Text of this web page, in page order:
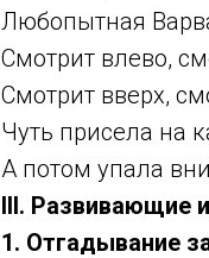
Любопытная
Смотрит влево,
Смотрит вверх,
Чуть присела на
А потом упала
III. Развивающие
1. Отгадывание